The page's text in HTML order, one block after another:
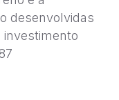
desenvolvidas
investimento